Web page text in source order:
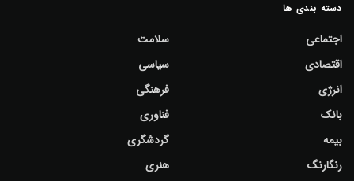
دسته بندی ها
اجتماعی
اقتصادی
انرژی
بانک
بیمه
رنگارنگ
سلامت
سیاسی
فرهنگی
فناوری
گردشگری
هنری